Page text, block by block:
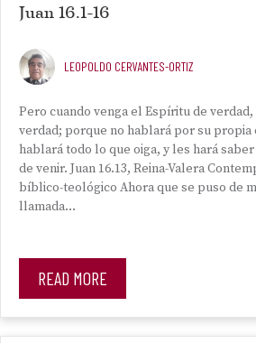
Juan 16.1-16
LEOPOLDO CERVANTES-ORTIZ
Pero cuando venga el Espíritu de
verdad; porque no hablará por su propia
hablará todo lo que oiga, y les hará
de venir. Juan 16.13, Reina-Valera
bíblico-teológico Ahora que se puso de
llamada…
READ MORE